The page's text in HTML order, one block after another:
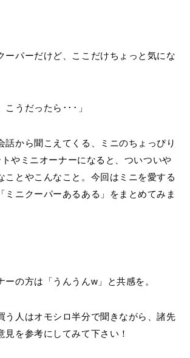
TEL
買取
ーパーだけど、ここだけちょっと気にな
こうだったら･･･」
話から聞こえてくる、ミニのちょっぴり
やミニオーナーになると、ついついや
ことやこんなこと。今回はミニを愛する
ミニクーパーあるある」をまとめてみま
ーの方は「うんうんw」と共感を。
う人はオモシロ半分で聞きながら、諸先
見を参考にしてみて下さい！